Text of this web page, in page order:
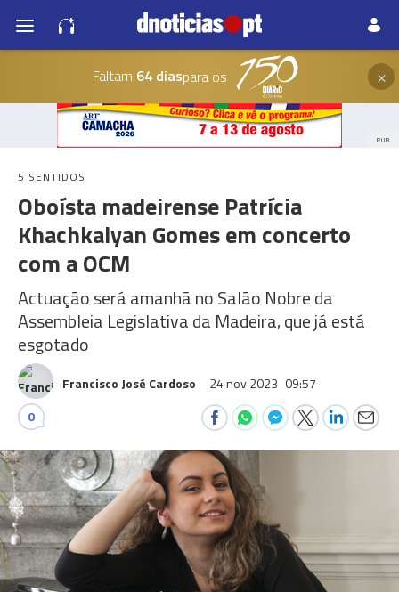
Faltam 64 diaspara os ×
PUB
5 SENTIDOS
Oboísta madeirense Patrícia
Khachkalyan Gomes em concerto
com a OCM
Actuação será amanhã no Salão Nobre da
Assembleia Legislativa da Madeira, que já está
esgotado
Francisco José Cardoso 24 nov 2023 09:57
0